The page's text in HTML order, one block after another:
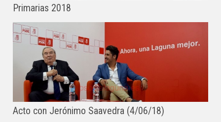
Primarias 2018
Acto con Jerónimo Saavedra (4/06/18)